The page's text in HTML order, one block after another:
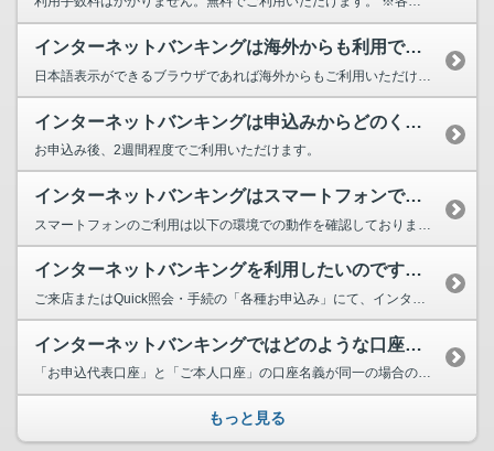
インターネットバンキングは海外からも利用できますか？
日本語表示ができるブラウザであれば海外からもご利用いただけます。 ただし、一部の国・地域では...
インターネットバンキングは申込みからどのくらいで利用できますか？
お申込み後、2週間程度でご利用いただけます。
インターネットバンキングはスマートフォンで利用できますか？
インターネットバンキングを利用したいのですが、どのような手続が必要ですか？
ご来店またはQuick照会・手続の「各種お申込み」にて、インターネットバンキングのお申込みをし...
インターネットバンキングではどのような口座が「ご本人口座」として登録できますか？
「お申込代表口座」と「ご本人口座」の口座名義が同一の場合のみ登録が可能です。 登録できる...
もっと見る